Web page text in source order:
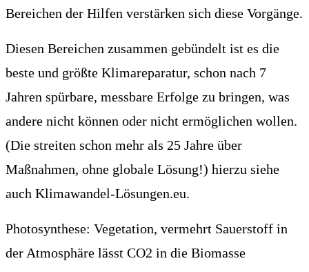
Bereichen der Hilfen verstärken sich diese Vorgänge.
Diesen Bereichen zusammen gebündelt ist es die
beste und größte Klimareparatur, schon nach 7
Jahren spürbare, messbare Erfolge zu bringen, was
andere nicht können oder nicht ermöglichen wollen.
(Die streiten schon mehr als 25 Jahre über
Maßnahmen, ohne globale Lösung!) hierzu siehe
auch Klimawandel-Lösungen.eu.
Photosynthese: Vegetation, vermehrt Sauerstoff in
der Atmosphäre lässt CO2 in die Biomasse